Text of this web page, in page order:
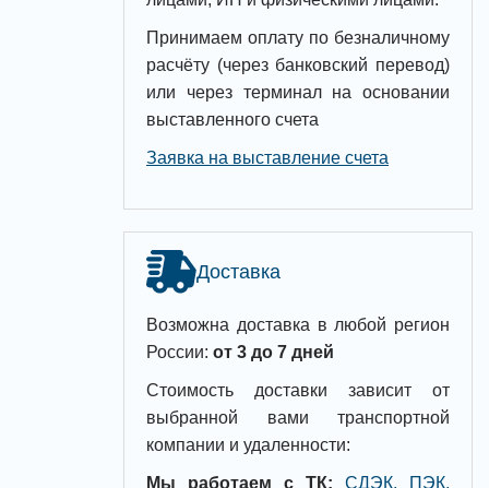
Принимаем оплату по безналичному
расчёту (через банковский перевод)
или через терминал на основании
выставленного счета
Заявка на выставление счета
Доставка
Возможна доставка в любой регион
России: от 3 до 7 дней
Стоимость доставки зависит от
выбранной вами транспортной
компании и удаленности:
Мы работаем с ТК: СДЭК, ПЭК,